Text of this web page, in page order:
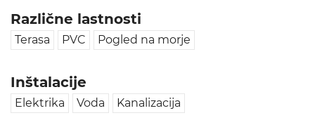
Različne lastnosti
Terasa PVC Pogled na morje
Inštalacije
Elektrika Voda Kanalizacija